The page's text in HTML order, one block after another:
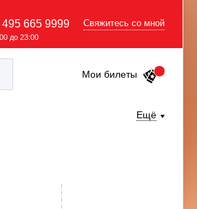
495 665 9999
до 23:00
Свяжитесь со мной
Мои билеты
Ещё